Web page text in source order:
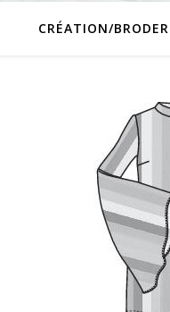
CRÉATION/